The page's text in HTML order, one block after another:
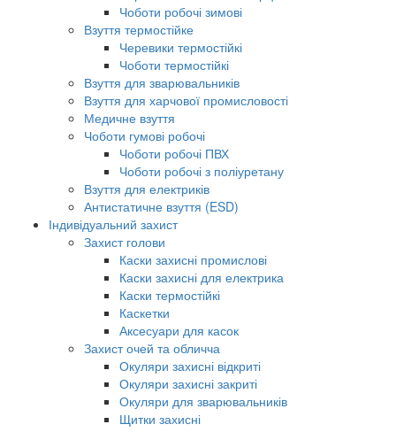
Чоботи робочі зимові
Взуття термостійке
Черевики термостійкі
Чоботи термостійкі
Взуття для зварювальників
Взуття для харчової промисловості
Медичне взуття
Чоботи гумові робочі
Чоботи робочі ПВХ
Чоботи робочі з поліуретану
Взуття для електриків
Антистатичне взуття (ESD)
Індивідуальний захист
Захист голови
Каски захисні промислові
Каски захисні для електрика
Каски термостійкі
Каскетки
Аксесуари для касок
Захист очей та обличча
Окуляри захисні відкриті
Окуляри захисні закриті
Окуляри для зварювальників
Щитки захисні